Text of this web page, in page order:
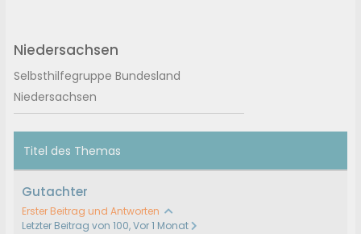
Niedersachsen
Selbsthilfegruppe Bundesland
Niedersachsen
Titel des Themas
Gutachter
Erster Beitrag und Antworten
Letzter Beitrag von 100, Vor 1 Monat